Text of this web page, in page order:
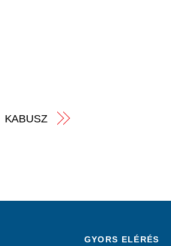
KABUSZ
GYORS ELÉRÉS